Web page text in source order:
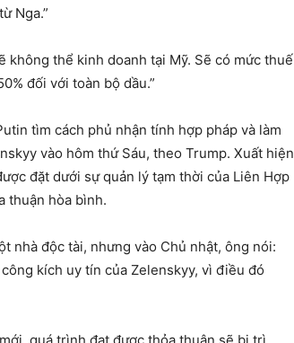
Nga.”
không thể kinh doanh tại Mỹ. Sẽ có mức thuế
đối với toàn bộ dầu.”
tìm cách phủ nhận tính hợp pháp và làm
vào hôm thứ Sáu, theo Trump. Xuất hiện
đặt dưới sự quản lý tạm thời của Liên Hợp
thuận hòa bình.
nhà độc tài, nhưng vào Chủ nhật, ông nói:
kích uy tín của Zelenskyy, vì điều đó